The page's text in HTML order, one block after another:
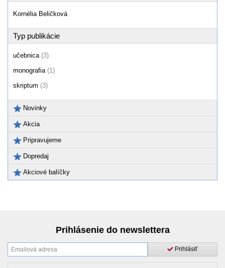
Kornélia Beličková
Typ publikácie
učebnica (3)
monografia (1)
skriptum (3)
Novinky
Akcia
Pripravujeme
Dopredaj
Akciové balíčky
Prihlásenie do newslettera
Prihlásiť